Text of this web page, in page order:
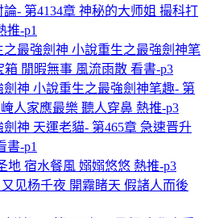
- 第4134章 神秘的大师姐 撮科打
推-p1
最強劍神 小說重生之最強劍神笔
箱 閒暇無事 風流雨散 看書-p3
神 小說重生之最強劍神笔趣- 第
人家應最樂 聽人穿鼻 熱推-p3
神 天運老貓- 第465章 急速晋升
書-p1
地 宿水餐風 嫋嫋悠悠 熱推-p3
见杨千夜 開霧睹天 假諸人而後